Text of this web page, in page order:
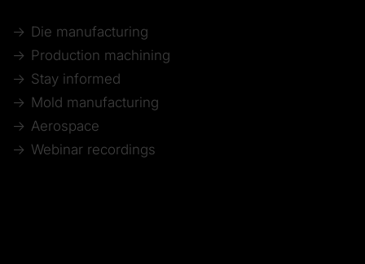
Die manufacturing
Production machining
Stay informed
Mold manufacturing
Aerospace
Webinar recordings